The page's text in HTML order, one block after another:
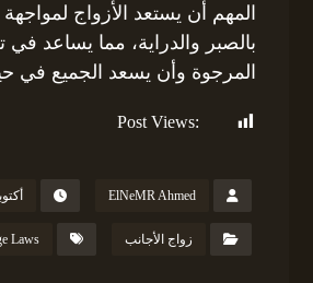
المهم أن يستعد الأزواج لمواجهة
بالصبر والدراية، مما يساعد في
المرجوة وأن يسعد الجميع في
Post Views:
ElNeMR Ahmed أكتوبر
زواج الأجانب Laws